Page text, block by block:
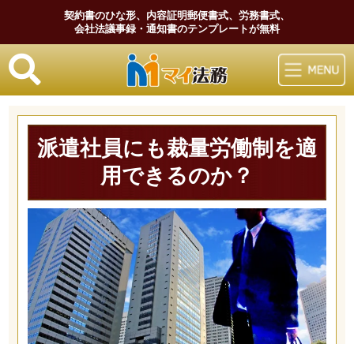
契約書のひな形、内容証明郵便書式、労務書式、
会社法議事録・通知書のテンプレートが無料
マイ法務
派遣社員にも裁量労働制を適
用できるのか？